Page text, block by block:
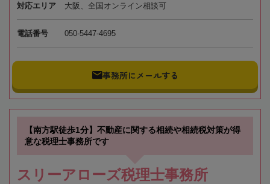
対応エリア 大阪、全国オンライン相談可
電話番号 050-5447-4695
事務所にメールする
【南方駅徒歩1分】不動産に関する相続や相続税対策が得
意な税理士事務所です
スリーアローズ税理士事務所